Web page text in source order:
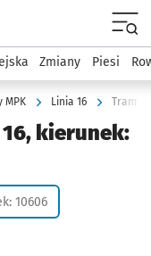
Komunikacja
Zmiany Piesi
MPK Linia 16
kierunek:
10606